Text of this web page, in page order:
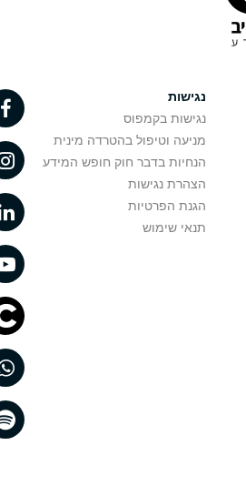
נגישות
נגישות בקמפוס
מניעה וטיפול בהטרדה מינית
הנחיות בדבר חוק חופש המידע
הצהרת נגישות
הגנת הפרטיות
תנאי שימוש